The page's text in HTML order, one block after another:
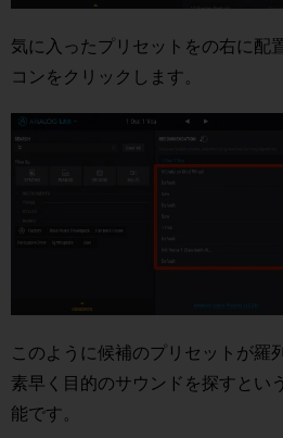
気に入ったプリセットをの右に配
コンをクリックします。
このように候補のプリセットが羅
素早く目的のサウンドを探すとい
能です。